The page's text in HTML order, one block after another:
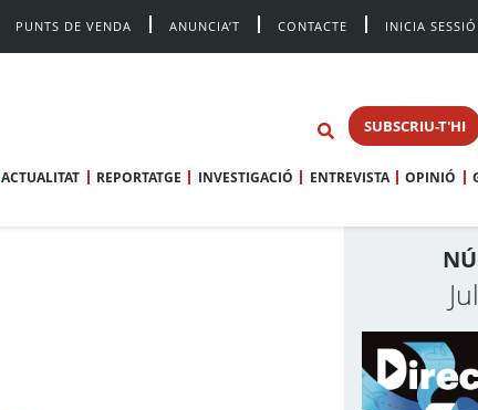
PUNTS DE VENDA ANUNCIA’T CONTACTE INICIA SESSIÓ
SUBSCRIU-T'HI
ACTUALITAT REPORTATGE INVESTIGACIÓ ENTREVISTA OPINIÓ